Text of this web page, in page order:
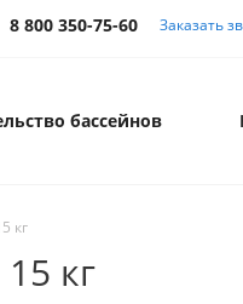
8 800 350-75-60 Заказать
бассейнов
кг
кг